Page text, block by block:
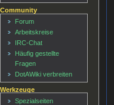
Community
Forum
Arbeitskreise
IRC-Chat
Häufig gestellte
Fragen
DotAWiki verbreiten
Werkzeuge
Spezialseiten